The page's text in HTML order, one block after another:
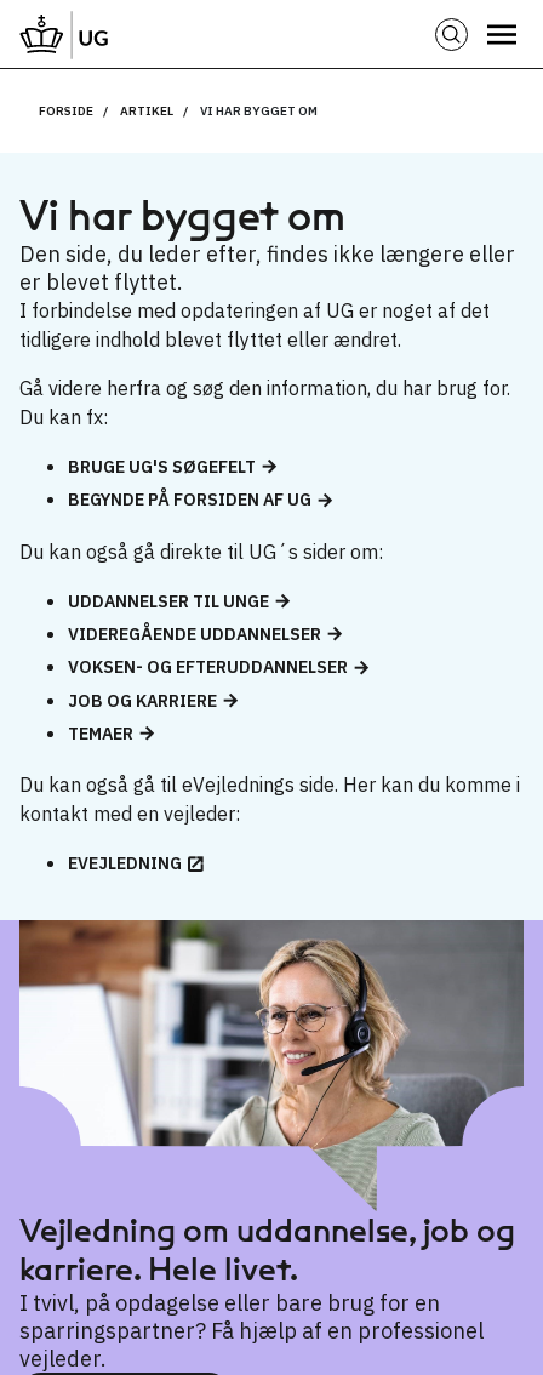
FORSIDE ARTIKEL VI HAR BYGGET OM
Vi har bygget om
Den side, du leder efter, findes ikke længere eller
er blevet flyttet.
I forbindelse med opdateringen af UG er noget af det
tidligere indhold blevet flyttet eller ændret.
Gå videre herfra og søg den information, du har brug for.
Du kan fx:
BRUGE UG'S SØGEFELT
BEGYNDE PÅ FORSIDEN AF UG
Du kan også gå direkte til UG´s sider om:
UDDANNELSER TIL UNGE
VIDEREGÅENDE UDDANNELSER
VOKSEN- OG EFTERUDDANNELSER
JOB OG KARRIERE
TEMAER
Du kan også gå til eVejlednings side. Her kan du komme i
kontakt med en vejleder:
EVEJLEDNING
Vejledning om uddannelse, job og
karriere. Hele livet.
I tvivl, på opdagelse eller bare brug for en
sparringspartner? Få hjælp af en professionel
vejleder.